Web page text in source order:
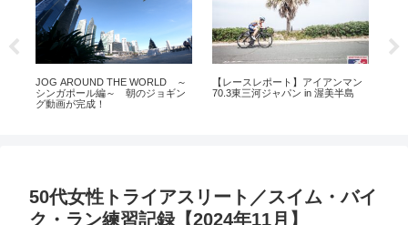
2024年犬山ハーフマラソン5年ぶ
りに再開／過去の記録と来年の目
標タイム
5月のトレーニング経過とアスリー
トにも大切なPDCAオススメ本
50代女性トライアスリート／スイム・バイ
ク・ラン練習記録【2024年11月】